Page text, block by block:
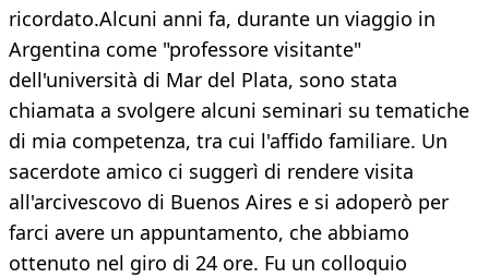
ricordato.Alcuni anni fa, durante un viaggio in
Argentina come "professore visitante"
dell'università di Mar del Plata, sono stata
chiamata a svolgere alcuni seminari su tematiche
di mia competenza, tra cui l'affido familiare. Un
sacerdote amico ci suggerì di rendere visita
all'arcivescovo di Buenos Aires e si adoperò per
farci avere un appuntamento, che abbiamo
ottenuto nel giro di 24 ore. Fu un colloquio